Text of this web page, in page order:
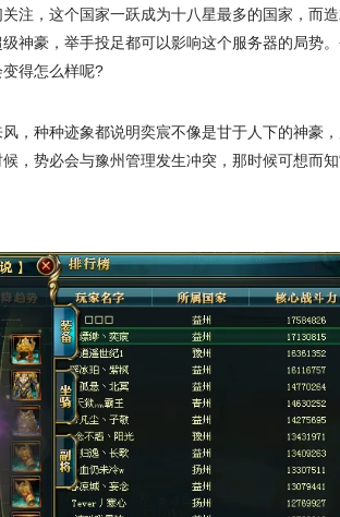
注，这个国家一跃成为十八星最多的国家，而
神豪，举手投足都可以影响这个服务器的局势
得怎么样呢?
，种种迹象都说明奕宸不像是甘于人下的神豪
，势必会与豫州管理发生冲突，那时候可想而知